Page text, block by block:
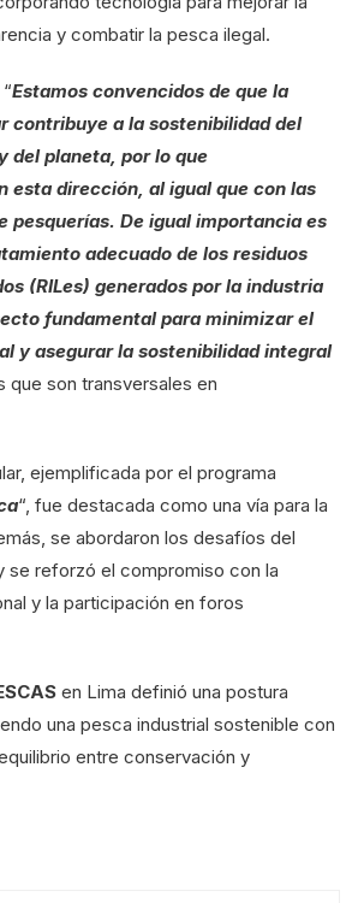
y combatir la pesca ilegal.
Estamos convencidos de que la
contribuye a la sostenibilidad del
del planeta, por lo que
esta dirección, al igual que con las
pesquerías. De igual importancia es
adecuado de los residuos
(RILes) generados por la industria
fundamental para minimizar el
y asegurar la sostenibilidad integral
que son transversales en
ejemplificada por el programa
“, fue destacada como una vía para la
se abordaron los desafíos del
se reforzó el compromiso con la
y la participación en foros
en Lima definió una postura
una pesca industrial sostenible con
entre conservación y